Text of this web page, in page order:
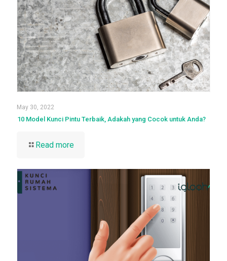
May 30, 2022
10 Model Kunci Pintu Terbaik, Adakah yang Cocok untuk Anda?
Read more